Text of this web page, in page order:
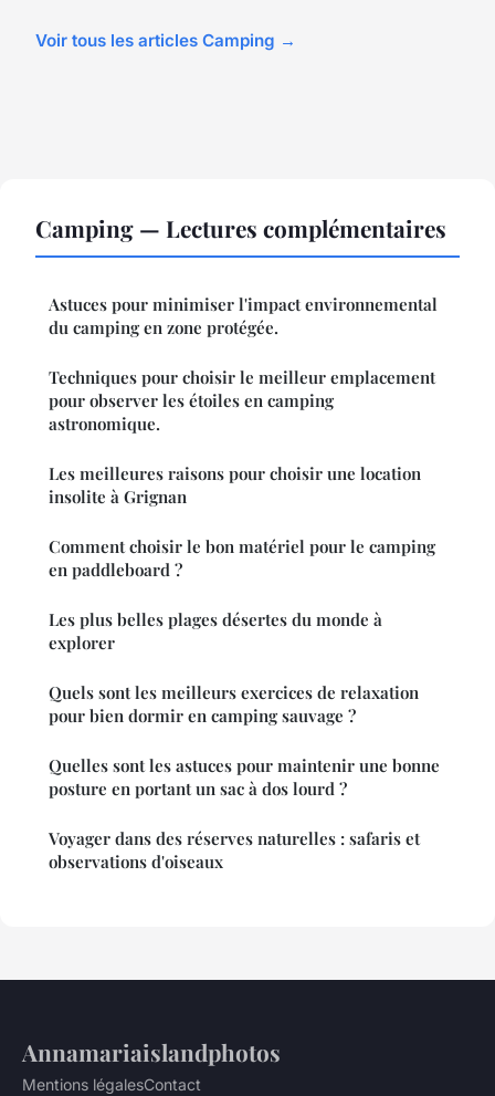
Voir tous les articles Camping →
Camping — Lectures complémentaires
Astuces pour minimiser l'impact environnemental
du camping en zone protégée.
Techniques pour choisir le meilleur emplacement
pour observer les étoiles en camping
astronomique.
Les meilleures raisons pour choisir une location
insolite à Grignan
Comment choisir le bon matériel pour le camping
en paddleboard ?
Les plus belles plages désertes du monde à
explorer
Quels sont les meilleurs exercices de relaxation
pour bien dormir en camping sauvage ?
Quelles sont les astuces pour maintenir une bonne
posture en portant un sac à dos lourd ?
Voyager dans des réserves naturelles : safaris et
observations d'oiseaux
Annamariaislandphotos
Mentions légalesContact